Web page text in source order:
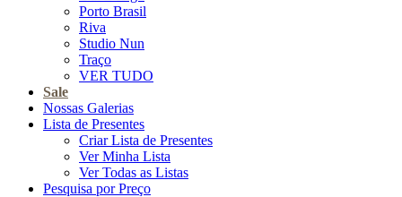
Porto Brasil
Riva
Studio Nun
Traço
VER TUDO
Sale
Nossas Galerias
Lista de Presentes
Criar Lista de Presentes
Ver Minha Lista
Ver Todas as Listas
Pesquisa por Preço